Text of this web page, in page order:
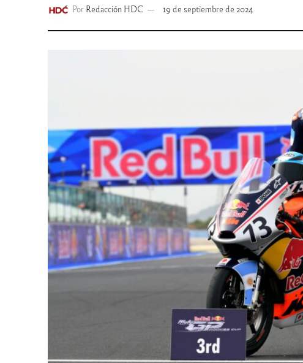
Por Redacción HDC 19 de septiembre de 2024